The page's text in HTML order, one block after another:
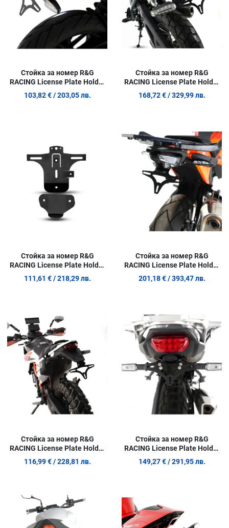
Стойка за номер R&G
RACING License Plate Holder
Triumph Speed 400 24-26 /
Scrambler 400X 24-26
103,82 € / 203,05 лв.
Стойка за номер R&G
RACING License Plate Holder
Royal Enfield Himalayan 450
24-26
168,72 € / 329,99 лв.
Сравни продукт
Quick View
Стойка за номер R&G
RACING License Plate Holder
MOTOMORINI 650
Seiemmezzo SCR 22-26
111,61 € / 218,29 лв.
Стойка за номер R&G
RACING License Plate Holder
KTM Super Adventure R 1290
21-24
201,18 € / 393,47 лв.
Сравни продукт
Quick View
Стойка за номер R&G
RACING License Plate Holder
KTM 390 ADVR 25-26 / ADV 25
/ SMCR 390 26 / 125 26
116,99 € / 228,81 лв.
Стойка за номер R&G
RACING License Plate Holder
Honda XL750 Transalp 23-26
149,27 € / 291,95 лв.
Сравни продукт